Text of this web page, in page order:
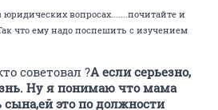
юридических вопросах.......почитайте и
что ему надо поспешить с изучением
советовал ?А если серьезно,
Ну я понимаю что мама
это по должности